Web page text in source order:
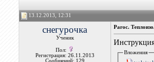
13.12.2013, 12:31
снегурочка
Ученик
Пол:
Регистрация: 26.11.2013
Сообщений: 129
Paroc.
Вложения